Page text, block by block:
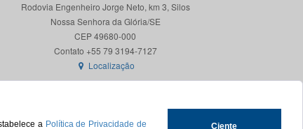
a Política de Privacidade de Ciente
Rodovia Engenheiro Jorge Neto, km 3, Silos
Nossa Senhora da Glória/SE
CEP 49680-000
Contato +55 79 3194-7127
Localização